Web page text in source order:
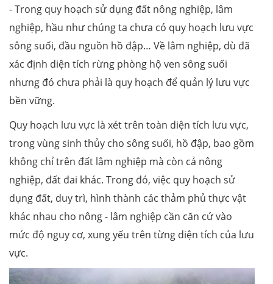
- Trong quy hoạch sử dụng đất nông nghiệp, lâm
nghiệp, hầu như chúng ta chưa có quy hoạch lưu vực
sông suối, đầu nguồn hồ đập… Về lâm nghiệp, dù đã
xác định diện tích rừng phòng hộ ven sông suối
nhưng đó chưa phải là quy hoạch để quản lý lưu vực
bền vững.
Quy hoạch lưu vực là xét trên toàn diện tích lưu vực,
trong vùng sinh thủy cho sông suối, hồ đập, bao gồm
không chỉ trên đất lâm nghiệp mà còn cả nông
nghiệp, đất đai khác. Trong đó, việc quy hoạch sử
dụng đất, duy trì, hình thành các thảm phủ thực vật
khác nhau cho nông - lâm nghiệp cần căn cứ vào
mức độ nguy cơ, xung yếu trên từng diện tích của lưu
vực.